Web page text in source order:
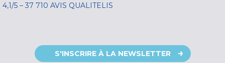
4,1/5 – 37 710 AVIS QUALITELIS
S'INSCRIRE À LA NEWSLETTER